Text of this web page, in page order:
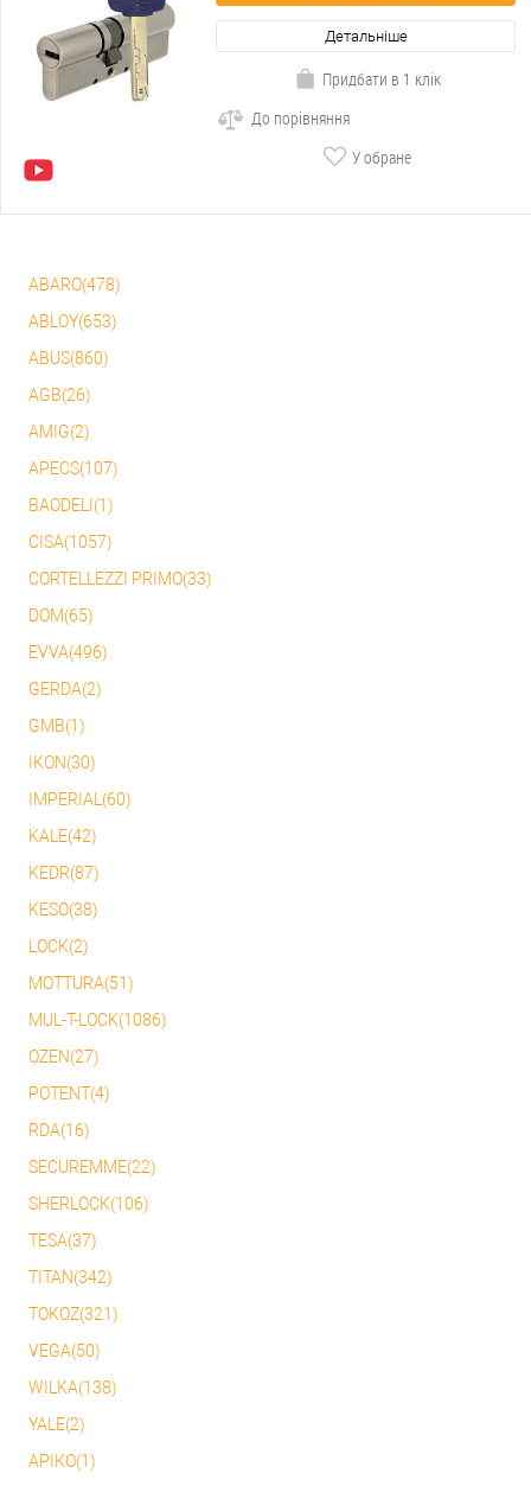
Детальніше
Придбати в 1 клік
До порівняння
У обране
ABARO(478)
ABLOY(653)
ABUS(860)
AGB(26)
AMIG(2)
APECS(107)
BAODELI(1)
CISA(1057)
CORTELLEZZI PRIMO(33)
DOM(65)
EVVA(496)
GERDA(2)
GMB(1)
IKON(30)
IMPERIAL(60)
KALE(42)
KEDR(87)
KESO(38)
LOCK(2)
MOTTURA(51)
MUL-T-LOCK(1086)
OZEN(27)
POTENT(4)
RDA(16)
SECUREMME(22)
SHERLOCK(106)
TESA(37)
TITAN(342)
TOKOZ(321)
VEGA(50)
WILKA(138)
YALE(2)
АРІКО(1)